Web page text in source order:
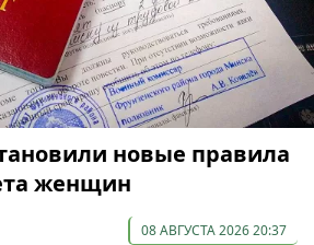
новые правила
женщин
08 АВГУСТА 2026 20:37